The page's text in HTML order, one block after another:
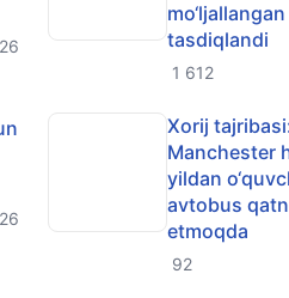
tasdiqlandi
1 612
Xorij
Manchester
yildan
avtobus
etmoqda
92